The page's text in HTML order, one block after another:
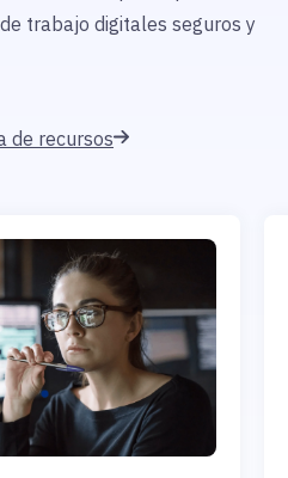
trabajo digitales seguros y
de recursos